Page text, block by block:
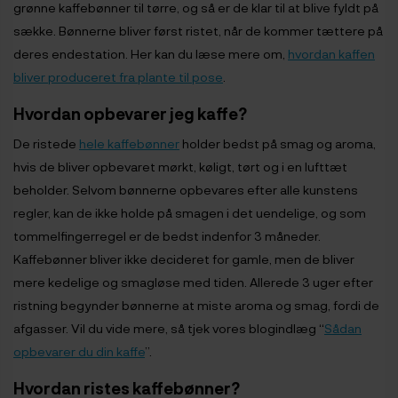
grønne kaffebønner til tørre, og så er de klar til at blive fyldt på
sække. Bønnerne bliver først ristet, når de kommer tættere på
deres endestation. Her kan du læse mere om, hvordan kaffen
bliver produceret fra plante til pose
Hvordan opbevarer jeg kaffe?
De ristede hele kaffebønner holder bedst på smag og aroma,
hvis de bliver opbevaret mørkt, køligt, tørt og i en lufttæt
beholder. Selvom bønnerne opbevares efter alle kunstens
regler, kan de ikke holde på smagen i det uendelige, og som
tommelfingerregel er de bedst indenfor 3 måneder.
Kaffebønner bliver ikke decideret for gamle, men de bliver
mere kedelige og smagløse med tiden. Allerede 3 uger efter
ristning begynder bønnerne at miste aroma og smag, fordi de
afgasser. Vil du vide mere, så tjek vores blogindlæg “Sådan
opbevarer du din kaffe”.
Hvordan ristes kaffebønner?